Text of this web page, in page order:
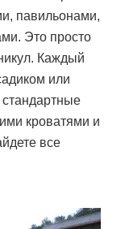
павильонами,
Это просто
Каждый
или
кроватями и
все